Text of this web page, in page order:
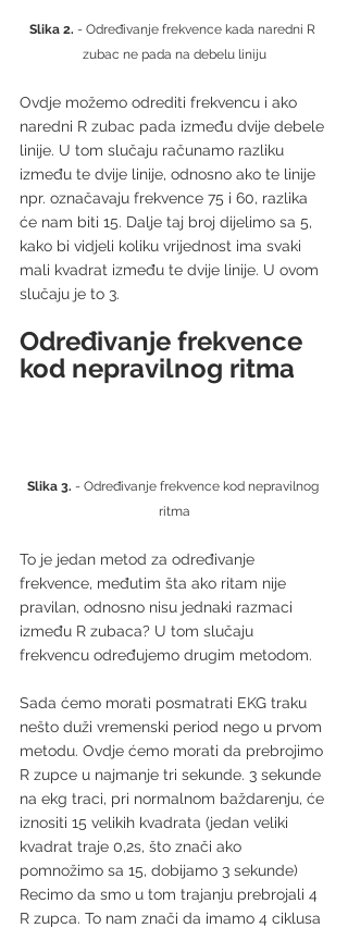
Slika 2. - Određivanje frekvence kada naredni R
zubac ne pada na debelu liniju
Ovdje možemo odrediti frekvencu i ako
naredni R zubac pada između dvije debele
linije. U tom slučaju računamo razliku
između te dvije linije, odnosno ako te linije
npr. označavaju frekvence 75 i 60, razlika
će nam biti 15. Dalje taj broj dijelimo sa 5,
kako bi vidjeli koliku vrijednost ima svaki
mali kvadrat između te dvije linije. U ovom
slučaju je to 3.
Određivanje frekvence
kod nepravilnog ritma
Slika 3. - Određivanje frekvence kod nepravilnog
ritma
To je jedan metod za određivanje
frekvence, međutim šta ako ritam nije
pravilan, odnosno nisu jednaki razmaci
između R zubaca? U tom slučaju
frekvencu određujemo drugim metodom.
Sada ćemo morati posmatrati EKG traku
nešto duži vremenski period nego u prvom
metodu. Ovdje ćemo morati da prebrojimo
R zupce u najmanje tri sekunde. 3 sekunde
na ekg traci, pri normalnom baždarenju, će
iznositi 15 velikih kvadrata (jedan veliki
kvadrat traje 0,2s, što znači ako
pomnožimo sa 15, dobijamo 3 sekunde)
Recimo da smo u tom trajanju prebrojali 4
R zupca. To nam znači da imamo 4 ciklusa